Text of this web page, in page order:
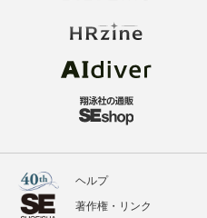
ヘルプ
著作権・リンク